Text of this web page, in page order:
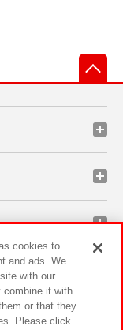
cookies to
and ads. We
with our
combine it with
or that they
Please click